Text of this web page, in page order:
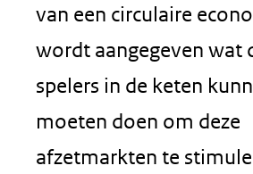
van een circulaire
wordt aangegeven wat
spelers in de keten
moeten doen om deze
afzetmarkten te